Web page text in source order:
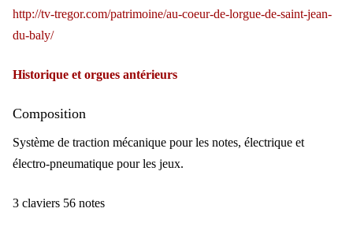
http://tv-tregor.com/patrimoine/au-coeur-de-lorgue-de-saint-jean-
du-baly/
Historique et orgues antérieurs
Composition
Système de traction mécanique pour les notes, électrique et
électro-pneumatique pour les jeux.
3 claviers 56 notes